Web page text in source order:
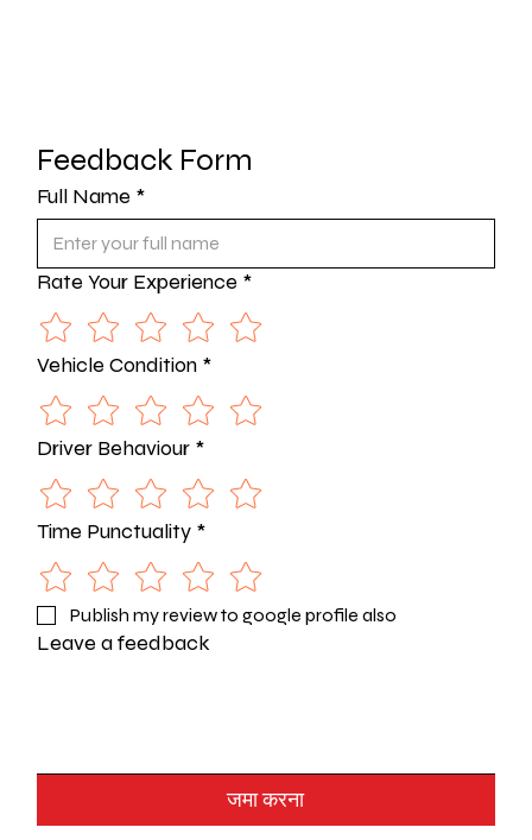
Feedback Form
Full Name *
Rate Your Experience *
Vehicle Condition *
Driver Behaviour *
Time Punctuality *
Publish my review to google profile also
Leave a feedback
जमा करना